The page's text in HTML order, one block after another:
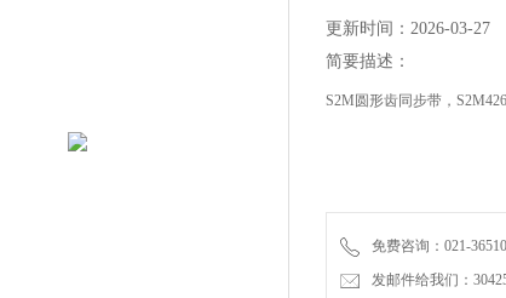
更新时间：2026-03-27
简要描述：
S2M圆形齿同步带，
免费咨询：021-
发邮件给我们：